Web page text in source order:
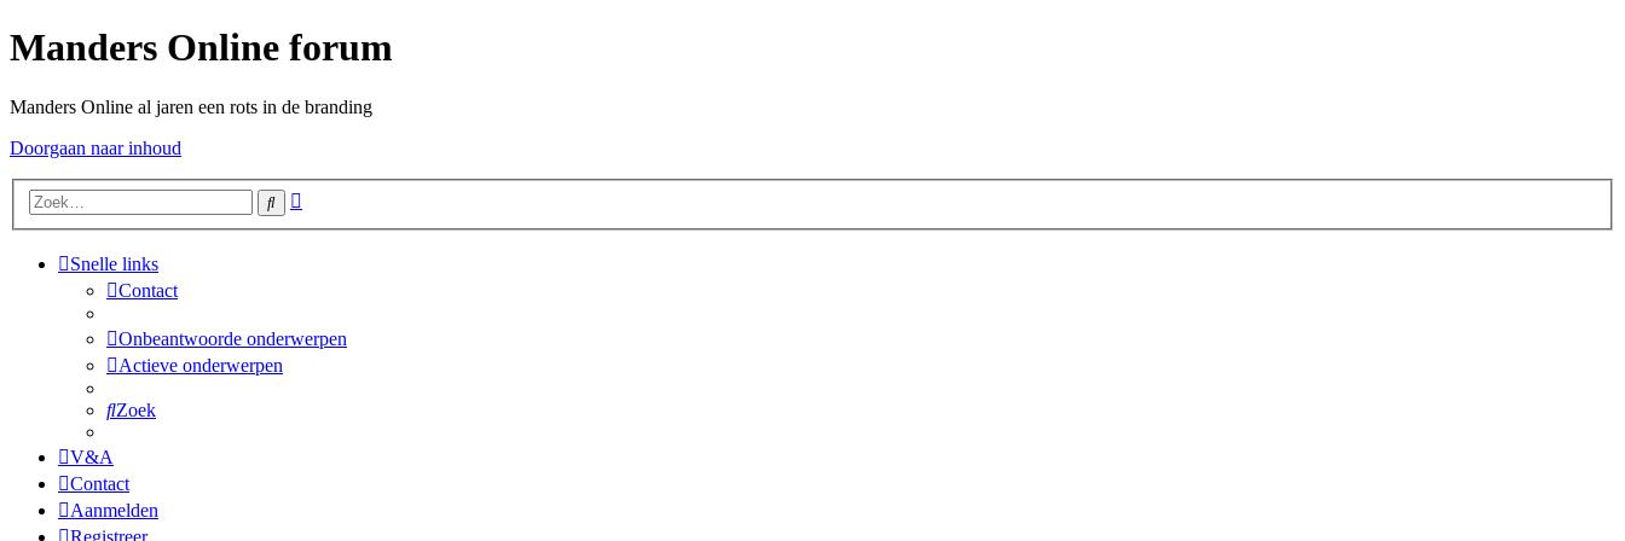
Manders Online forum
Manders Online al jaren een rots in de branding
Doorgaan naar inhoud
Zoek
Snelle links
Contact
Onbeantwoorde onderwerpen
Actieve onderwerpen
Zoek
V&A
Contact
Aanmelden